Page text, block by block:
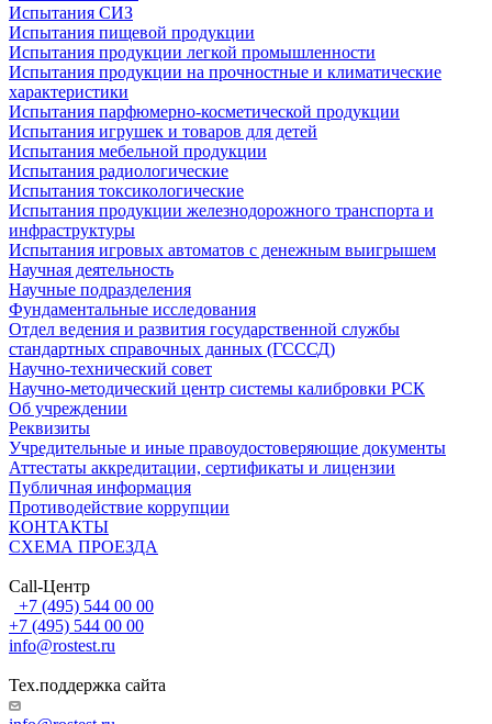
Испытания СИЗ
Испытания пищевой продукции
Испытания продукции легкой промышленности
Испытания продукции на прочностные и климатические
характеристики
Испытания парфюмерно-косметической продукции
Испытания игрушек и товаров для детей
Испытания мебельной продукции
Испытания радиологические
Испытания токсикологические
Испытания продукции железнодорожного транспорта и
инфраструктуры
Испытания игровых автоматов с денежным выигрышем
Научная деятельность
Научные подразделения
Фундаментальные исследования
Отдел ведения и развития государственной службы
стандартных справочных данных (ГСССД)
Научно-технический совет
Научно-методический центр системы калибровки РСК
Об учреждении
Реквизиты
Учредительные и иные правоудостоверяющие документы
Аттестаты аккредитации, сертификаты и лицензии
Публичная информация
Противодействие коррупции
КОНТАКТЫ
СХЕМА ПРОЕЗДА
Call-Центр
+7 (495) 544 00 00
+7 (495) 544 00 00
info@rostest.ru
Тех.поддержка сайта